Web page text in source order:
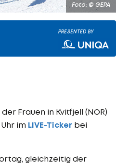
Foto: © GEPA
PRESENTED BY
Frauen in Kvitfjell (NOR)
im LIVE-Ticker bei
gleichzeitig der